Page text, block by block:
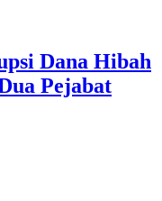
Dana Hibah
Pejabat